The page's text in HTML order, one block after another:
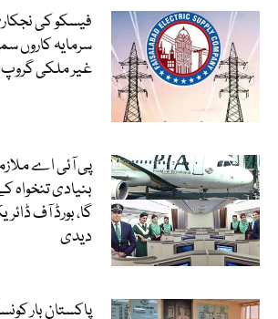
فیسکو کی
غیر ملکی
پی آئی اے
بنیادی تنخواہ
گا، بورڈ آف
دیدی
پاکستان بار